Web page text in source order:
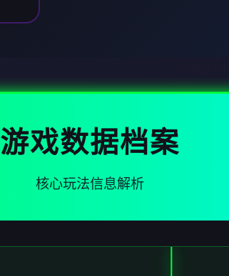
游戏数据档案
核心玩法信息解析